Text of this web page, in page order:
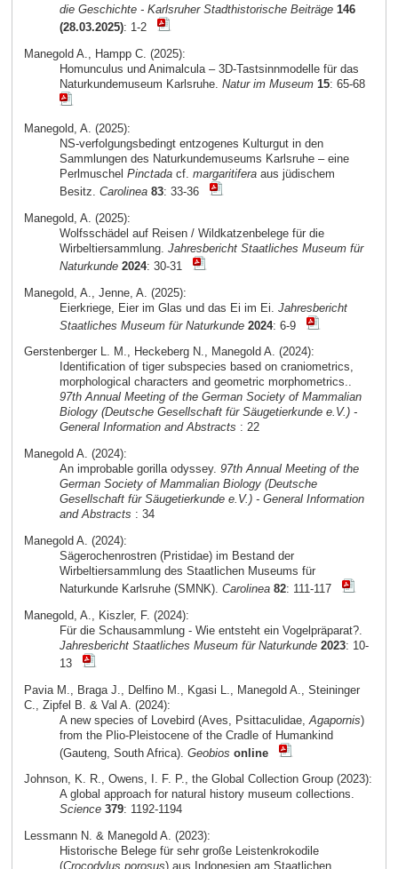
die Geschichte - Karlsruher Stadthistorische Beiträge 146
(28.03.2025): 1-2
Manegold A., Hampp C. (2025):
Homunculus und Animalcula – 3D-Tastsinnmodelle für das
Naturkundemuseum Karlsruhe. Natur im Museum 15: 65-68
Manegold, A. (2025):
NS-verfolgungsbedingt entzogenes Kulturgut in den
Sammlungen des Naturkundemuseums Karlsruhe – eine
Perlmuschel Pinctadacf. margaritiferaaus jüdischem
Besitz. Carolinea 83: 33-36
Manegold, A. (2025):
Wolfsschädel auf Reisen / Wildkatzenbelege für die
Wirbeltiersammlung. Jahresbericht Staatliches Museum für
Naturkunde 2024: 30-31
Manegold, A., Jenne, A. (2025):
Eierkriege, Eier im Glas und das Ei im Ei. Jahresbericht
Staatliches Museum für Naturkunde 2024: 6-9
Gerstenberger L. M., Heckeberg N., Manegold A. (2024):
Identification of tiger subspecies based on craniometrics,
morphological characters and geometric morphometrics..
97th Annual Meeting of the German Society of Mammalian
Biology (Deutsche Gesellschaft für Säugetierkunde e.V.) -
General Information and Abstracts : 22
Manegold A. (2024):
An improbable gorilla odyssey. 97th Annual Meeting of the
German Society of Mammalian Biology (Deutsche
Gesellschaft für Säugetierkunde e.V.) - General Information
and Abstracts : 34
Manegold A. (2024):
Sägerochenrostren (Pristidae) im Bestand der
Wirbeltiersammlung des Staatlichen Museums für
Naturkunde Karlsruhe (SMNK). Carolinea 82: 111-117
Manegold, A., Kiszler, F. (2024):
Für die Schausammlung - Wie entsteht ein Vogelpräparat?.
Jahresbericht Staatliches Museum für Naturkunde 2023: 10-
13
Pavia M., Braga J., Delfino M., Kgasi L., Manegold A., Steininger
C., Zipfel B. & Val A. (2024):
A new species of Lovebird (Aves, Psittaculidae, Agapornis)
from the Plio-Pleistocene of the Cradle of Humankind
(Gauteng, South Africa). Geobios online
Johnson, K. R., Owens, I. F. P., the Global Collection Group (2023):
A global approach for natural history museum collections.
Science 379: 1192-1194
Lessmann N. & Manegold A. (2023):
Historische Belege für sehr große Leistenkrokodile
(Crocodylus porosus) aus Indonesien am Staatlichen